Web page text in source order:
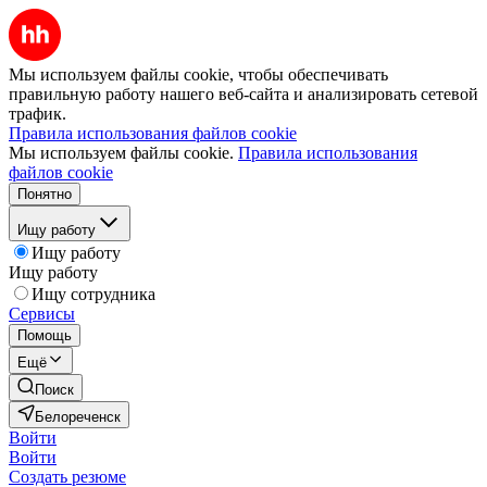
Мы используем файлы cookie, чтобы обеспечивать
правильную работу нашего веб-сайта и анализировать сетевой
трафик.
Правила использования файлов cookie
Мы используем файлы cookie. Правила использования
файлов cookie
Понятно
Ищу работу
Ищу работу
Ищу работу
Ищу сотрудника
Сервисы
Помощь
Ещё
Поиск
Белореченск
Войти
Войти
Создать резюме